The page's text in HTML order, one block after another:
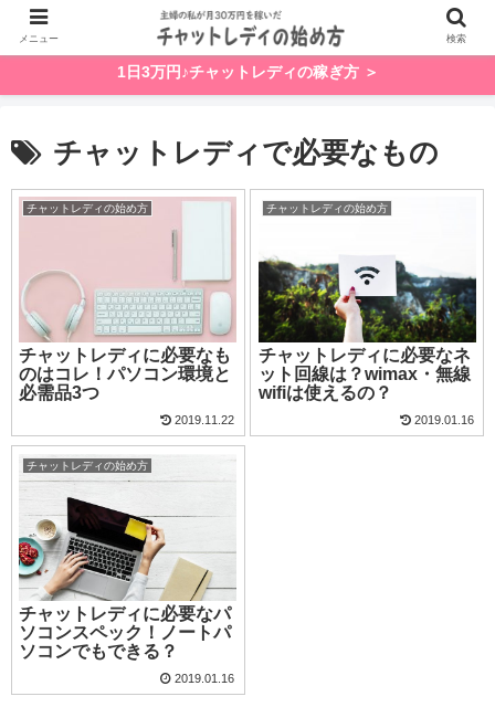
1日3万円♪チャットレディの稼ぎ方 ＞
チャットレディで必要なもの
チャットレディの始め方
チャットレディに必要なも
のはコレ！パソコン環境と
必需品3つ
2019.11.22
チャットレディの始め方
チャットレディに必要なネ
ット回線は？wimax・無線
wifiは使えるの？
2019.01.16
チャットレディの始め方
チャットレディに必要なパ
ソコンスペック！ノートパ
ソコンでもできる？
2019.01.16
メニュー 検索